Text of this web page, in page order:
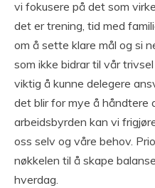
vi fokusere på det som
det er trening, tid med
om å sette klare mål og si
som ikke bidrar til vår
viktig å kunne delegere
det blir for mye å håndtere
arbeidsbyrden kan vi
oss selv og våre behov.
nøkkelen til å skape
hverdag.